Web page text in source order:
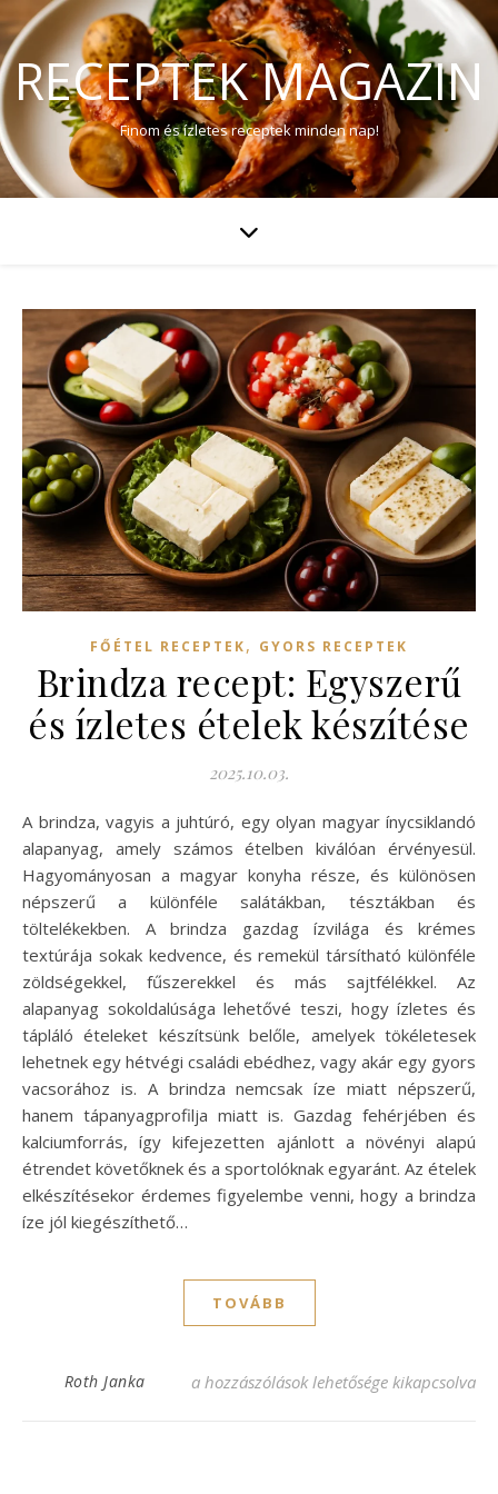
RECEPTEK MAGAZIN
Finom és ízletes receptek minden nap!
FŐÉTEL RECEPTEK, GYORS RECEPTEK
Brindza recept: Egyszerű
és ízletes ételek készítése
2025.10.03.
A brindza, vagyis a juhtúró, egy olyan magyar ínycsiklandó
alapanyag, amely számos ételben kiválóan érvényesül.
Hagyományosan a magyar konyha része, és különösen
népszerű a különféle salátákban, tésztákban és
töltelékekben. A brindza gazdag ízvilága és krémes
textúrája sokak kedvence, és remekül társítható különféle
zöldségekkel, fűszerekkel és más sajtfélékkel. Az
alapanyag sokoldalúsága lehetővé teszi, hogy ízletes és
tápláló ételeket készítsünk belőle, amelyek tökéletesek
lehetnek egy hétvégi családi ebédhez, vagy akár egy gyors
vacsorához is. A brindza nemcsak íze miatt népszerű,
hanem tápanyagprofilja miatt is. Gazdag fehérjében és
kalciumforrás, így kifejezetten ajánlott a növényi alapú
étrendet követőknek és a sportolóknak egyaránt. Az ételek
elkészítésekor érdemes figyelembe venni, hogy a brindza
íze jól kiegészíthető…
TOVÁBB
Roth Janka Brindza recept: Egyszerű és ízletes ételek
a hozzászólások lehetősége kikapcsolva